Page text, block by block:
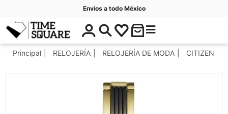
Envíos a todo México
Timesquare
$
0
.
C
t
Principal RELOJERÍA RELOJERÍA DE MODA CITIZEN